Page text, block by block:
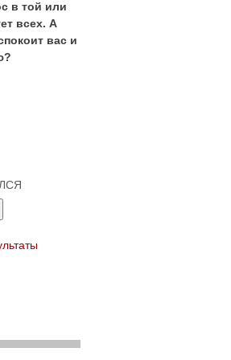
в той или
всех. А
вас и